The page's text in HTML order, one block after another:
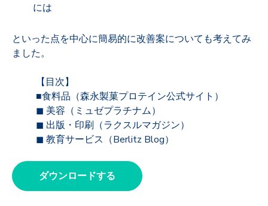
には
といった点を中心に簡易的に改善案についても考えてみ
ました。
【目次】
■食料品（森永製菓プロテイン公式サイト）
◼ 美容（ミュゼプラチナム）
◼ 出版・印刷（ラクスルマガジン）
◼ 教育サービス（Berlitz Blog）
ダウンロードする